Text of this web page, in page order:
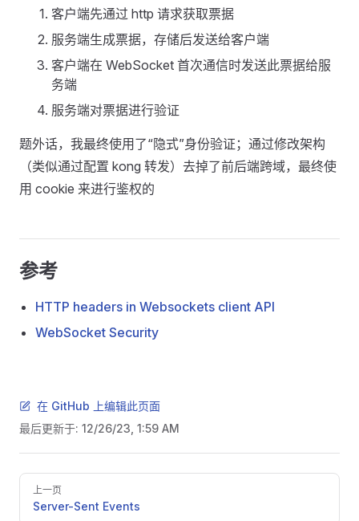
客户端先通过 http 请求获取票据
服务端生成票据，存储后发送给客户端
客户端在 WebSocket 首次通信时发送此票据给服
务端
服务端对票据进行验证
题外话，我最终使用了“隐式”身份验证；通过修改架构
（类似通过配置 kong 转发）去掉了前后端跨域，最终使
用 cookie 来进行鉴权的
参考
HTTP headers in Websockets client API
WebSocket Security
在 GitHub 上编辑此页面
最后更新于: 12/26/23, 1:59 AM
Pager
上一页
Server-Sent Events